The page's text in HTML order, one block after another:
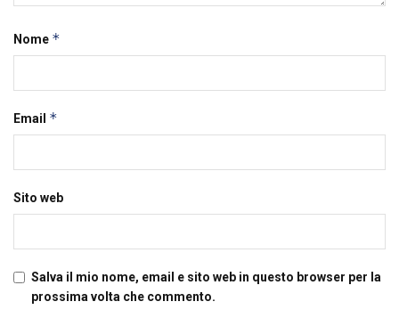
Nome *
Email *
Sito web
Salva il mio nome, email e sito web in questo browser per la
prossima volta che commento.